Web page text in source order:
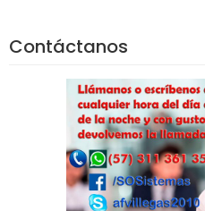
Contáctanos